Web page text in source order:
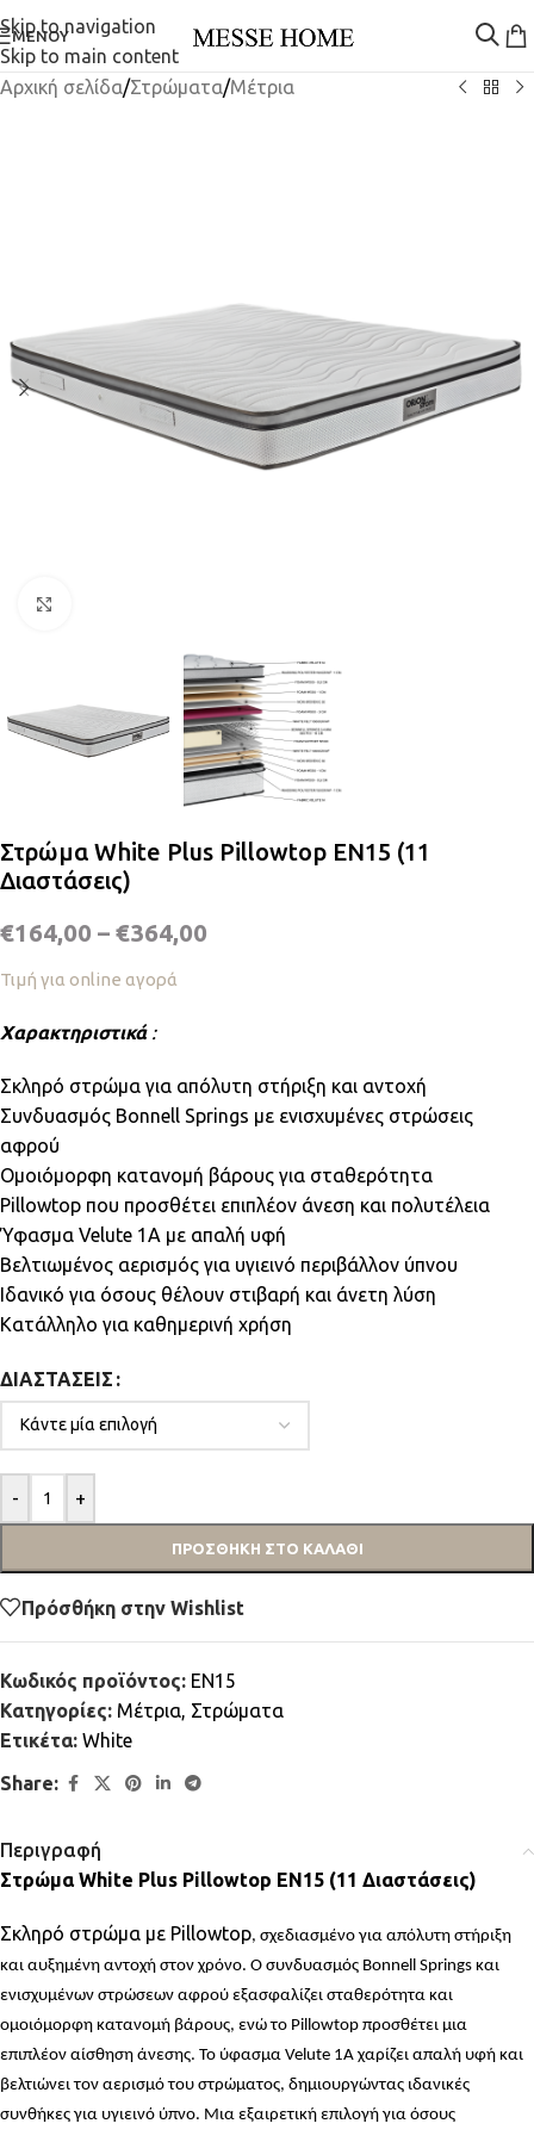
Skip to navigation
Skip to main content
ΜΕΝΟΎ
Αρχική σελίδα/Στρώματα/Μέτρια
Στρώμα White Plus Pillowtop EN15 (11
Διαστάσεις)
€164,00 – €364,00
Τιμή για online αγορά
Χαρακτηριστικά:
Σκληρό στρώμα για απόλυτη στήριξη και αντοχή
Συνδυασμός Bonnell Springs με ενισχυμένες στρώσεις
αφρού
Ομοιόμορφη κατανομή βάρους για σταθερότητα
Pillowtop που προσθέτει επιπλέον άνεση και πολυτέλεια
Ύφασμα Velute 1Α με απαλή υφή
Βελτιωμένος αερισμός για υγιεινό περιβάλλον ύπνου
Ιδανικό για όσους θέλουν στιβαρή και άνετη λύση
Κατάλληλο για καθημερινή χρήση
ΔΙΑΣΤΆΣΕΙΣ
- +
ΠΡΟΣΘΉΚΗ ΣΤΟ ΚΑΛΆΘΙ
Πρόσθήκη στην Wishlist
Κωδικός προϊόντος: EN15
Κατηγορίες: Μέτρια, Στρώματα
Ετικέτα: White
Share:
Περιγραφή
Στρώμα White Plus Pillowtop EN15 (11 Διαστάσεις)
Σκληρό στρώμα με Pillowtop, σχεδιασμένο για απόλυτη στήριξη
και αυξημένη αντοχή στον χρόνο. Ο συνδυασμός Bonnell Springs και
ενισχυμένων στρώσεων αφρού εξασφαλίζει σταθερότητα και
ομοιόμορφη κατανομή βάρους, ενώ το Pillowtop προσθέτει μια
επιπλέον αίσθηση άνεσης. Το ύφασμα Velute 1A χαρίζει απαλή υφή και
βελτιώνει τον αερισμό του στρώματος, δημιουργώντας ιδανικές
συνθήκες για υγιεινό ύπνο. Μια εξαιρετική επιλογή για όσους